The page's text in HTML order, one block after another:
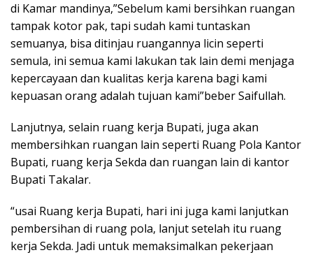
di Kamar mandinya,”Sebelum kami bersihkan ruangan
tampak kotor pak, tapi sudah kami tuntaskan
semuanya, bisa ditinjau ruangannya licin seperti
semula, ini semua kami lakukan tak lain demi menjaga
kepercayaan dan kualitas kerja karena bagi kami
kepuasan orang adalah tujuan kami”beber Saifullah.
Lanjutnya, selain ruang kerja Bupati, juga akan
membersihkan ruangan lain seperti Ruang Pola Kantor
Bupati, ruang kerja Sekda dan ruangan lain di kantor
Bupati Takalar.
“usai Ruang kerja Bupati, hari ini juga kami lanjutkan
pembersihan di ruang pola, lanjut setelah itu ruang
kerja Sekda. Jadi untuk memaksimalkan pekerjaan